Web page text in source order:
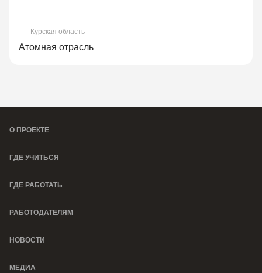
Курская область
Атомная отрасль
О ПРОЕКТЕ
ГДЕ УЧИТЬСЯ
ГДЕ РАБОТАТЬ
РАБОТОДАТЕЛЯМ
НОВОСТИ
МЕДИА